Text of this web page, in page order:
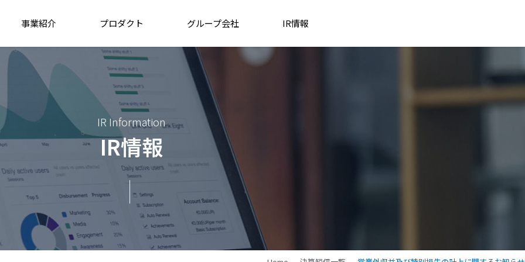
事業紹介 プロダクト グループ会社 IR情報
IR Information
IR情報